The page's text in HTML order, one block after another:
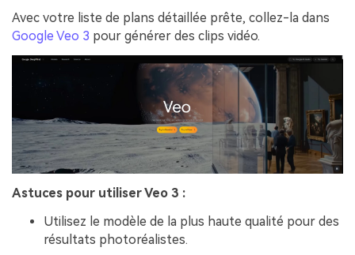
Avec votre liste de plans détaillée prête, collez-la dans
Google Veo 3 pour générer des clips vidéo.
Astuces pour utiliser Veo 3 :
Utilisez le modèle de la plus haute qualité pour des
résultats photoréalistes.